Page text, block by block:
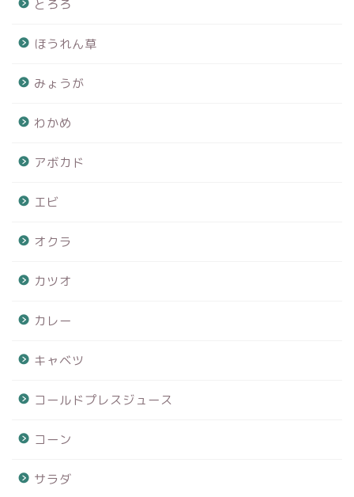
とろろ
ほうれん草
みょうが
わかめ
アボカド
エビ
オクラ
カツオ
カレー
キャベツ
コールドプレスジュース
コーン
サラダ